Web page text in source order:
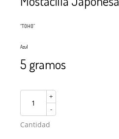
“TOHO”
Azul
5 gramos
+
-
Cantidad